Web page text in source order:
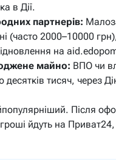
в Дії.
партнерів:
(часто 2000–10000
на
майно: ВПО чи
десятків тисяч, через
Після
гроші йдуть на